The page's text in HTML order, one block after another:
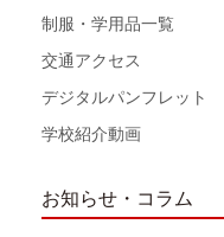
制服・学用品一覧
交通アクセス
デジタルパンフレット
学校紹介動画
お知らせ・コラム